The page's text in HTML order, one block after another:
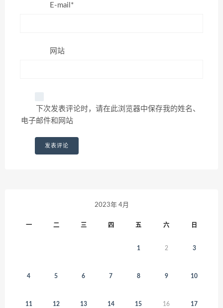
E-mail*
网站
下次发表评论时，请在此浏览器中保存我的姓名、
电子邮件和网站
2023年 4月
一 二 三 四 五 六 日
1 2 3
4 5 6 7 8 9 10
11 12 13 14 15 16 17